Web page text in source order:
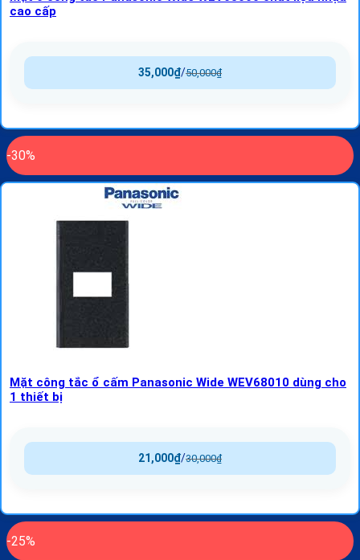
cao cấp
50,000₫
/
35,000₫
-30%
Mặt công tắc ổ cấm Panasonic Wide WEV68010 dùng cho
1 thiết bị
30,000₫
/
21,000₫
-25%